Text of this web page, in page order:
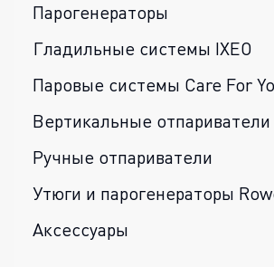
Парогенераторы
Гладильные системы IXEO
Паровые системы Care For
Вертикальные отпариватели
Ручные отпариватели
Утюги и парогенераторы
Аксессуары